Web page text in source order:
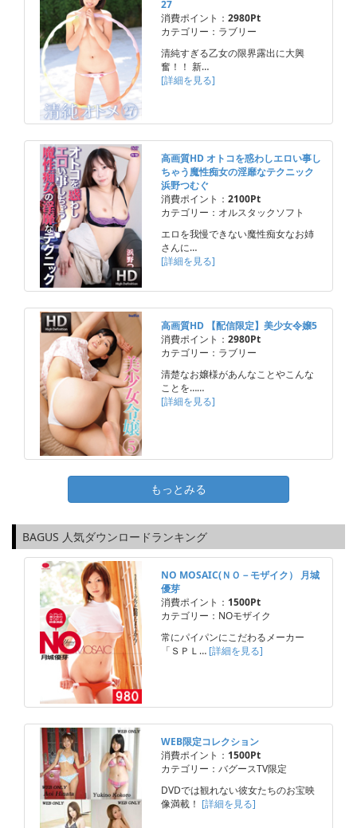
27
消費ポイント： 2980Pt
カテゴリー：ラブリー
清純すぎる乙女の限界露出に大興
奮！！ 新…
[詳細を見る]
高画質HD オトコを惑わしエロい事し
ちゃう魔性痴女の淫靡なテクニック
浜野つむぐ
消費ポイント： 2100Pt
カテゴリー：オルスタックソフト
エロを我慢できない魔性痴女なお姉
さんに…
[詳細を見る]
高画質HD 【配信限定】美少女令嬢5
消費ポイント： 2980Pt
カテゴリー：ラブリー
清楚なお嬢様があんなことやこんな
ことを……
[詳細を見る]
もっとみる
BAGUS 人気ダウンロードランキング
NO MOSAIC(ＮＯ－モザイク） 月城
優芽
消費ポイント： 1500Pt
カテゴリー：NOモザイク
常にパイパンにこだわるメーカー
「ＳＰＬ… [詳細を見る]
WEB限定コレクション
消費ポイント： 1500Pt
カテゴリー：バグースTV限定
DVDでは観れない彼女たちのお宝映
像満載！ [詳細を見る]